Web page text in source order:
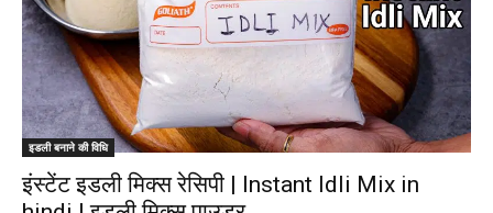
इडली बनाने की विधि
इंस्टेंट इडली मिक्स रेसिपी | Instant Idli Mix in